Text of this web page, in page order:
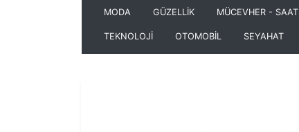
MODA GÜZELLİK MÜCEVHER - SAAT
TEKNOLOJİ OTOMOBİL SEYAHAT